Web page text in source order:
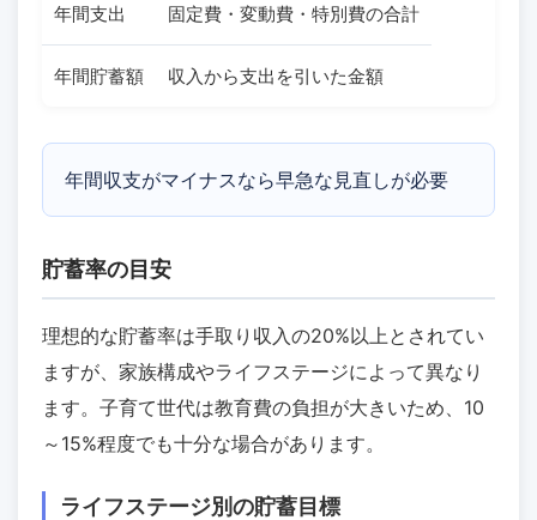
年間支出 固定費・変動費・特別費の合計
年間貯蓄額 収入から支出を引いた金額
年間収支がマイナスなら早急な見直しが必要
貯蓄率の目安
理想的な貯蓄率は手取り収入の20%以上とされてい
ますが、家族構成やライフステージによって異なり
ます。子育て世代は教育費の負担が大きいため、10
～15%程度でも十分な場合があります。
ライフステージ別の貯蓄目標